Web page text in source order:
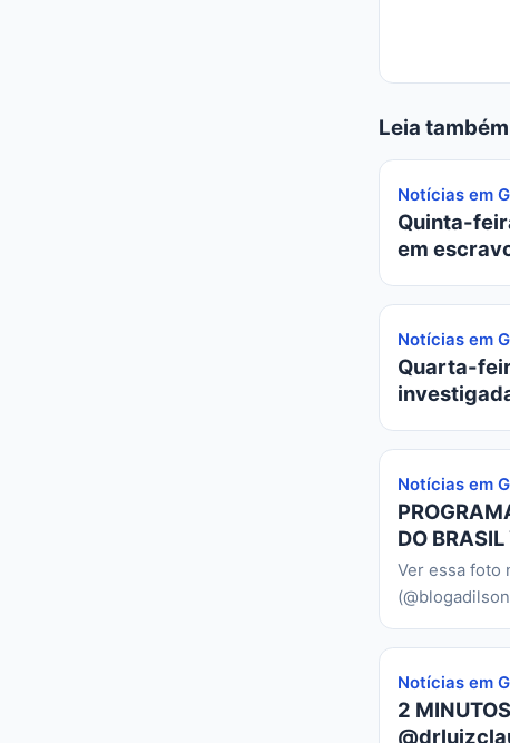
Leia também
Notícias em
Quinta-
em
Notícias em
Quarta-
Notícias em
DO
Ver essa foto
Notícias em
2